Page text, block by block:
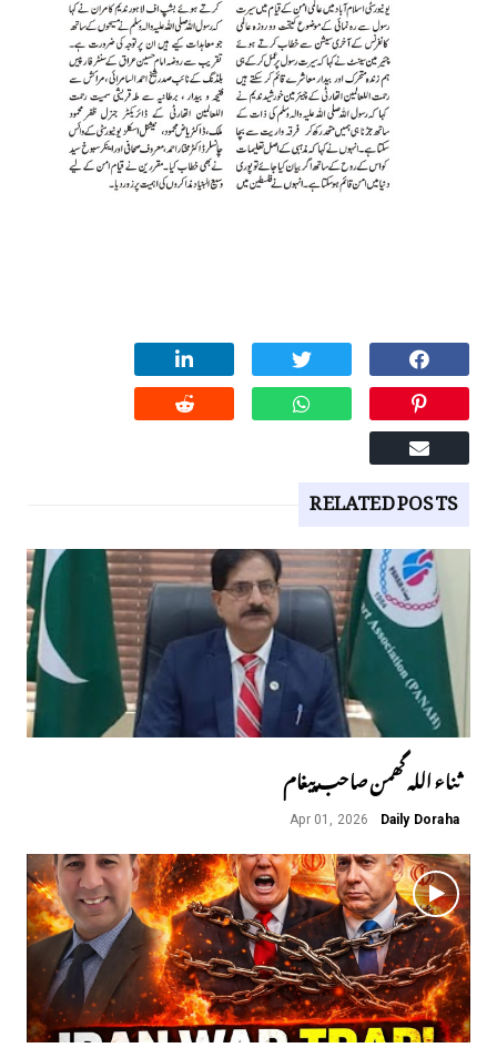
RELATED POSTS
ثناء اللہ گھمن صاحب پیغام
Daily Doraha
Apr 01, 2026